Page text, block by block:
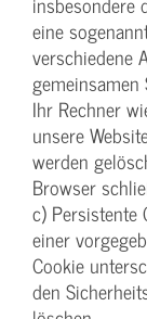
eine
verschiedene
Ihr Rechner
unsere
werden
Browser
c) Persistente
einer
Cookie
den